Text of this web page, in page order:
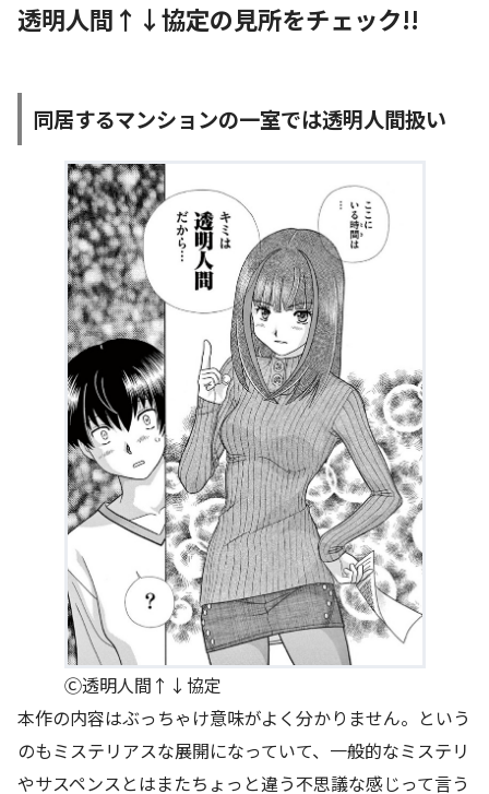
透明人間↑↓協定の見所をチェック!!
同居するマンションの一室では透明人間扱い
Ⓒ透明人間↑↓協定
本作の内容はぶっちゃけ意味がよく分かりません。という
のもミステリアスな展開になっていて、一般的なミステリ
やサスペンスとはまたちょっと違う不思議な感じって言う